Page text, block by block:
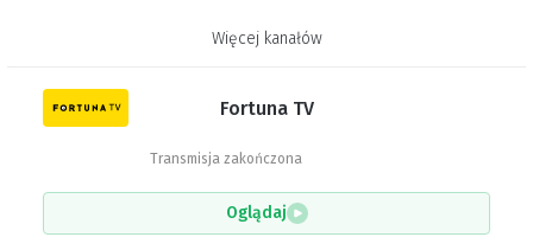
Więcej kanałów
Fortuna TV
Transmisja zakończona
Oglądaj